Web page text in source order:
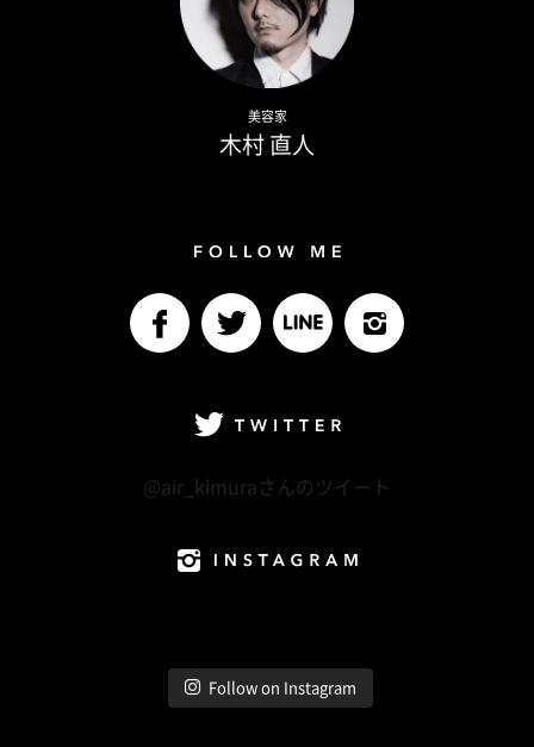
美容家
木村 直人
@air_kimuraさんのツイート
Follow on Instagram